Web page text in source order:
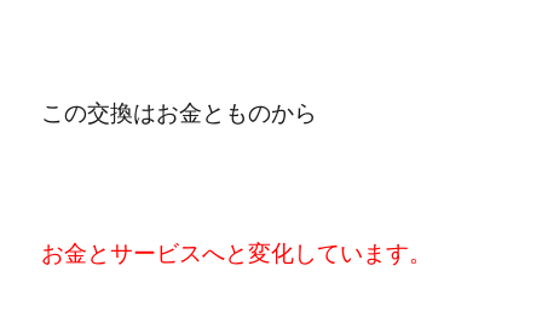
この交換はお金とものから
お金とサービスへと変化しています。